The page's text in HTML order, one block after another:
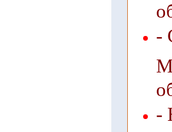
-
-